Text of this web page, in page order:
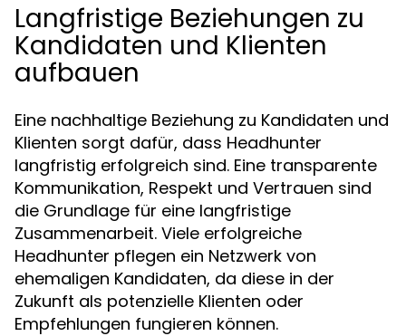
Langfristige Beziehungen zu
Kandidaten und Klienten
aufbauen
Eine nachhaltige Beziehung zu Kandidaten und
Klienten sorgt dafür, dass Headhunter
langfristig erfolgreich sind. Eine transparente
Kommunikation, Respekt und Vertrauen sind
die Grundlage für eine langfristige
Zusammenarbeit. Viele erfolgreiche
Headhunter pflegen ein Netzwerk von
ehemaligen Kandidaten, da diese in der
Zukunft als potenzielle Klienten oder
Empfehlungen fungieren können.